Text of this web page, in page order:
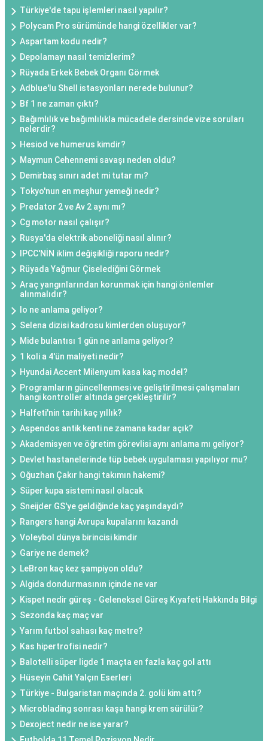
Türkiye'de tapu işlemleri nasıl yapılır?
Polycam Pro sürümünde hangi özellikler var?
Aspartam kodu nedir?
Depolamayı nasıl temizlerim?
Rüyada Erkek Bebek Organı Görmek
Adblue'lu Shell istasyonları nerede bulunur?
Bf 1 ne zaman çıktı?
Bağımlılık ve bağımlılıkla mücadele dersinde vize soruları
nelerdir?
Hesiod ve humerus kimdir?
Maymun Cehennemi savaşı neden oldu?
Demirbaş sınırı adet mi tutar mı?
Tokyo'nun en meşhur yemeği nedir?
Predator 2 ve Av 2 aynı mı?
Cg motor nasıl çalışır?
Rusya'da elektrik aboneliği nasıl alınır?
IPCC'NİN iklim değişikliği raporu nedir?
Rüyada Yağmur Çiselediğini Görmek
Araç yangınlarından korunmak için hangi önlemler
alınmalıdır?
Io ne anlama geliyor?
Selena dizisi kadrosu kimlerden oluşuyor?
Mide bulantısı 1 gün ne anlama geliyor?
1 koli a 4'ün maliyeti nedir?
Hyundai Accent Milenyum kasa kaç model?
Programların güncellenmesi ve geliştirilmesi çalışmaları
hangi kontroller altında gerçekleştirilir?
Halfeti'nin tarihi kaç yıllık?
Aspendos antik kenti ne zamana kadar açık?
Akademisyen ve öğretim görevlisi aynı anlama mı geliyor?
Devlet hastanelerinde tüp bebek uygulaması yapılıyor mu?
Oğuzhan Çakır hangi takımın hakemi?
Süper kupa sistemi nasıl olacak
Sneijder GS'ye geldiğinde kaç yaşındaydı?
Rangers hangi Avrupa kupalarını kazandı
Voleybol dünya birincisi kimdir
Gariye ne demek?
LeBron kaç kez şampiyon oldu?
Algida dondurmasının içinde ne var
Kispet nedir güreş - Geleneksel Güreş Kıyafeti Hakkında Bilgi
Sezonda kaç maç var
Yarım futbol sahası kaç metre?
Kas hipertrofisi nedir?
Balotelli süper ligde 1 maçta en fazla kaç gol attı
Hüseyin Cahit Yalçın Eserleri
Türkiye - Bulgaristan maçında 2. golü kim attı?
Microblading sonrası kaşa hangi krem sürülür?
Dexoject nedir ne ise yarar?